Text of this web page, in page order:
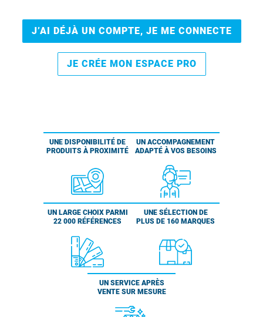
J’AI DÉJÀ UN COMPTE, JE ME CONNECTE
JE CRÉE MON ESPACE PRO
UNE DISPONIBILITÉ DE
PRODUITS À PROXIMITÉ
UN ACCOMPAGNEMENT
ADAPTÉ À VOS BESOINS
UN LARGE CHOIX PARMI
22 000 RÉFÉRENCES
UNE SÉLECTION DE
PLUS DE 160 MARQUES
UN SERVICE APRÈS
VENTE SUR MESURE